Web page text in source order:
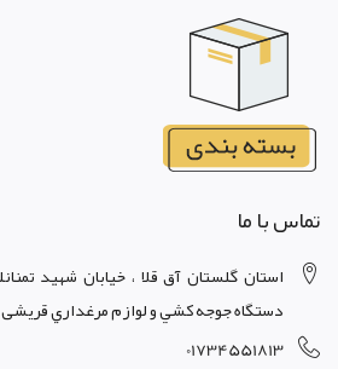
تماس با ما
دستگاه جوجه کشي و لوازم مرغداري قریشی
01734551813